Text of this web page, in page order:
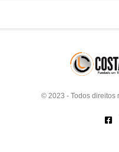
© 2023 - Todos direitos